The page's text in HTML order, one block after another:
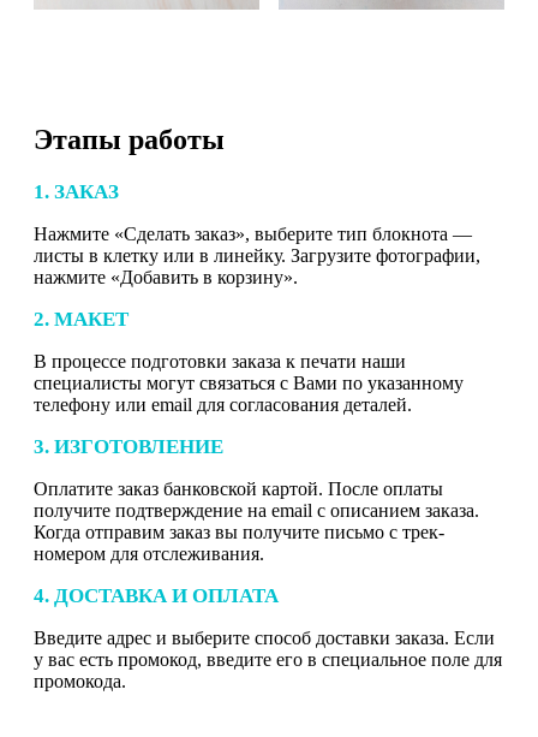
Этапы работы
1. ЗАКАЗ
Нажмите «Сделать заказ», выберите тип блокнота —
листы в клетку или в линейку. Загрузите фотографии,
нажмите «Добавить в корзину».
2. МАКЕТ
В процессе подготовки заказа к печати наши
специалисты могут связаться с Вами по указанному
телефону или email для согласования деталей.
3. ИЗГОТОВЛЕНИЕ
Оплатите заказ банковской картой. После оплаты
получите подтверждение на email с описанием заказа.
Когда отправим заказ вы получите письмо с трек-
номером для отслеживания.
4. ДОСТАВКА И ОПЛАТА
Введите адрес и выберите способ доставки заказа. Если
у вас есть промокод, введите его в специальное поле для
промокода.